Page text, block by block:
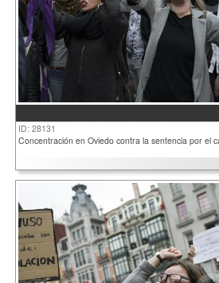
ID: 28131
Concentración en Oviedo contra la sentencia por el